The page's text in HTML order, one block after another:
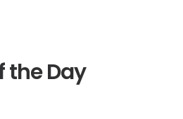
the Day